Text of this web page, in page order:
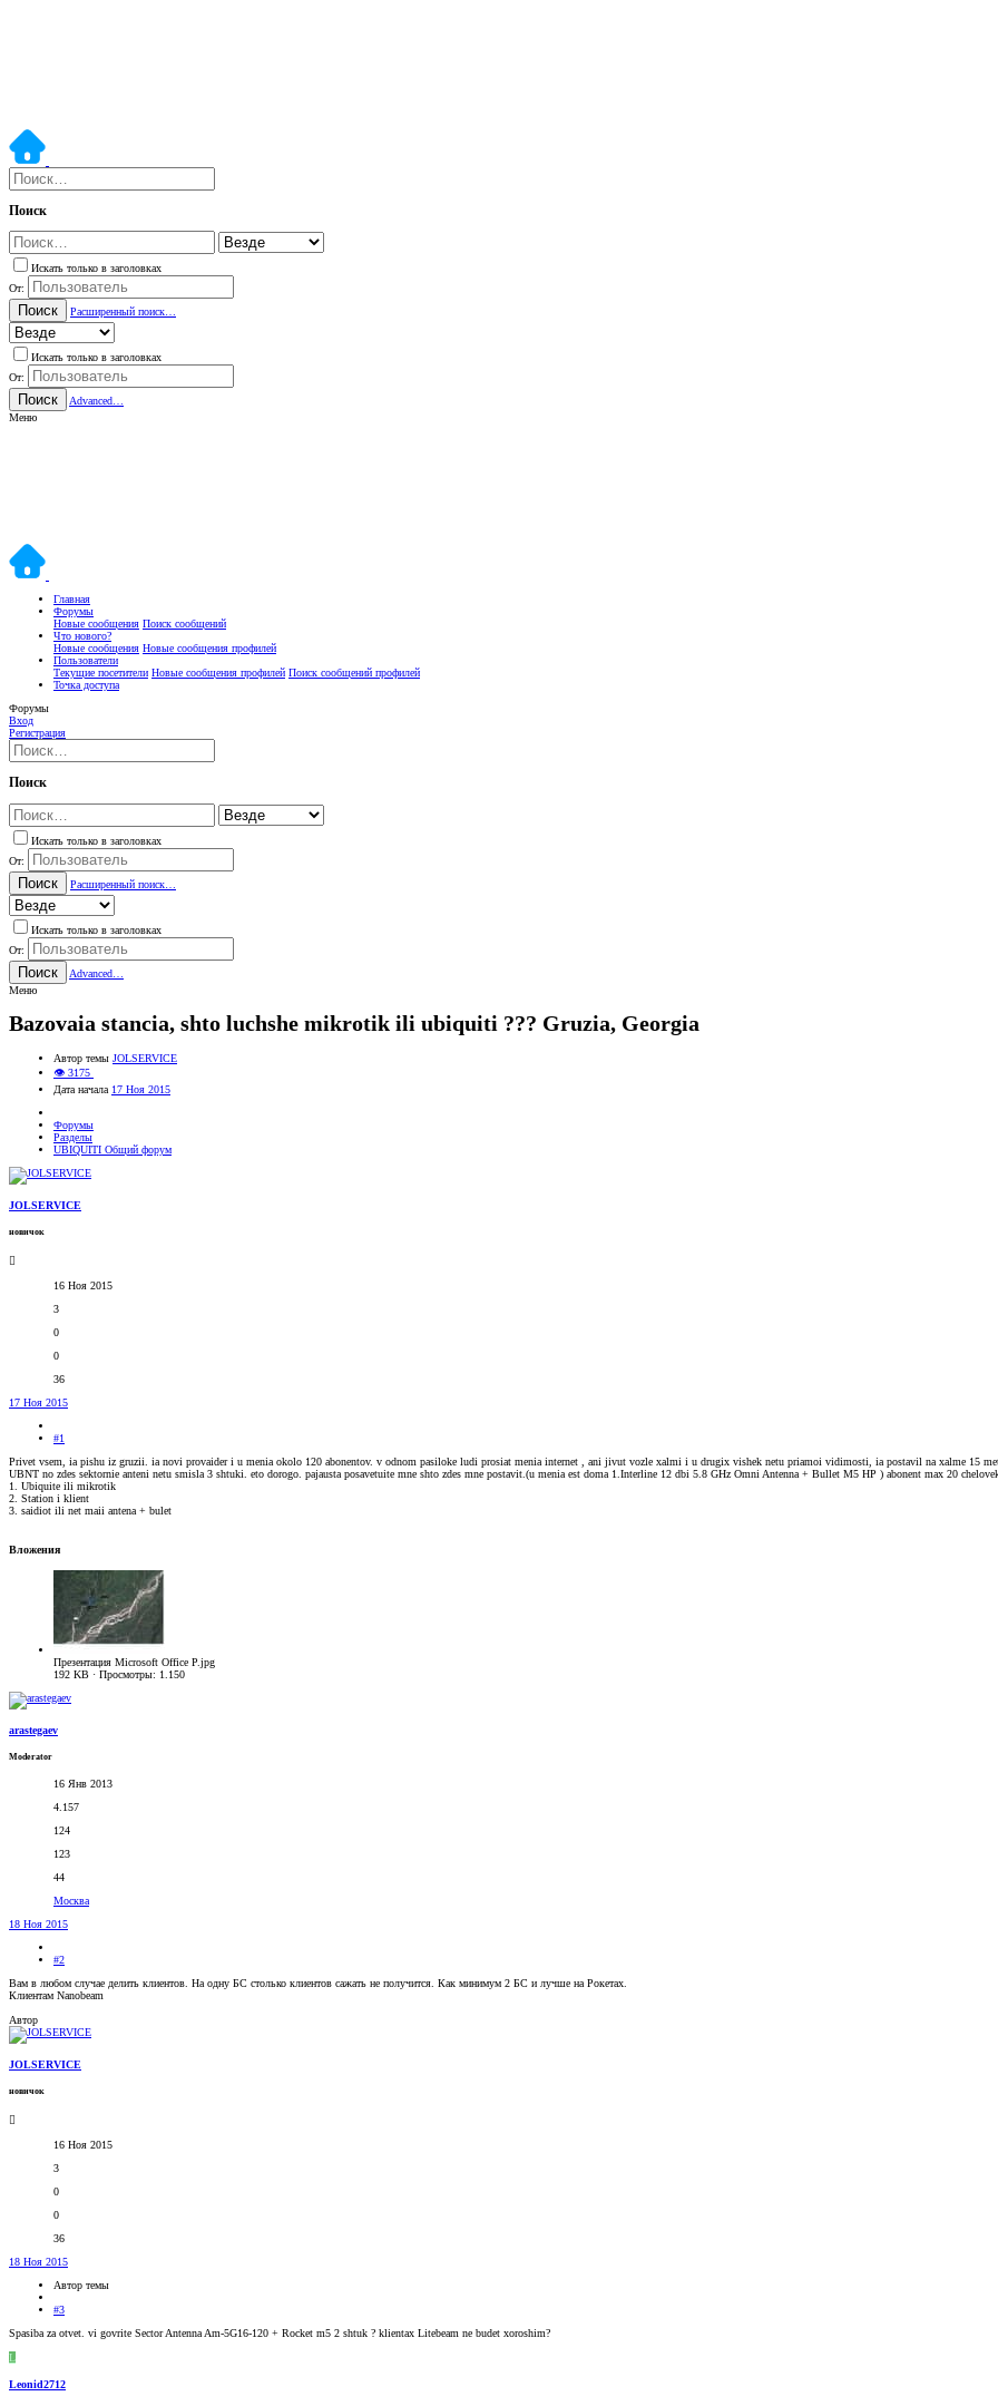
Поиск
Искать только в заголовках
От:
Поиск Расширенный поиск…
Искать только в заголовках
От:
Поиск
Advanced…
Меню
Главная
Форумы
Новые сообщения Поиск сообщений
Что нового?
Новые сообщения Новые сообщения профилей
Пользователи
Текущие посетители Новые сообщения профилей Поиск сообщений профилей
Точка доступа
Форумы
Вход
Регистрация
Поиск
Искать только в заголовках
От:
Поиск Расширенный поиск…
Искать только в заголовках
От:
Поиск
Advanced…
Меню
Bazovaia stancia, shto luchshe mikrotik ili ubiquiti ??? Gruzia, Georgia
Автор темы JOLSERVICE
👁 3175
Дата начала 17 Ноя 2015
Форумы
Разделы
UBIQUITI Общий форум
JOLSERVICE
новичок
16 Ноя 2015
3
0
0
36
17 Ноя 2015
#1
Privet vsem, ia pishu iz gruzii. ia novi provaider i u menia okolo 120 abonentov. v odnom pasiloke ludi prosiat menia internet , ani jivut vozle xalmi i u drugix vishek netu priamoi vidimosti, ia postavil na xalme 15
UBNT no zdes sektornie anteni netu smisla 3 shtuki. eto dorogo. pajausta posavetuite mne shto zdes mne postavit.(u menia est doma 1.Interline 12 dbi 5.8 GHz Omni Antenna + Bullet M5 HP ) abonent max 20
1. Ubiquite ili mikrotik
2. Station i klient
3. saidiot ili net maii antena + bulet
Вложения
Презентация Microsoft Office P.jpg
192 KB · Просмотры: 1.150
arastegaev
Moderator
16 Янв 2013
4.157
124
123
44
Москва
18 Ноя 2015
#2
Вам в любом случае делить клиентов. На одну БС столько клиентов сажать не получится. Как минимум 2 БС и лучше на Рокетах.
Клиентам Nanobeam
Автор
JOLSERVICE
новичок
16 Ноя 2015
3
0
0
36
18 Ноя 2015
Автор темы
#3
Spasiba za otvet. vi govrite Sector Antenna Am-5G16-120 + Rocket m5 2 shtuk ? klientax Litebeam ne budet xoroshim?
L
Leonid2712